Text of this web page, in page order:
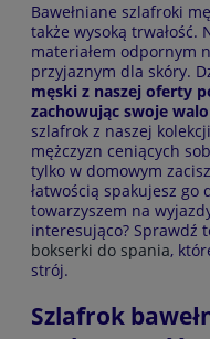
Bawełniane szlafroki
także wysoką trwałość.
materiałem odpornym
przyjaznym dla skóry.
męski z naszej oferty
zachowując swoje
szlafrok z naszej
mężczyzn ceniących
tylko w domowym
łatwością spakujesz go
towarzyszem na
interesująco? Sprawdź
bokserki do spania,
strój.
Szlafrok